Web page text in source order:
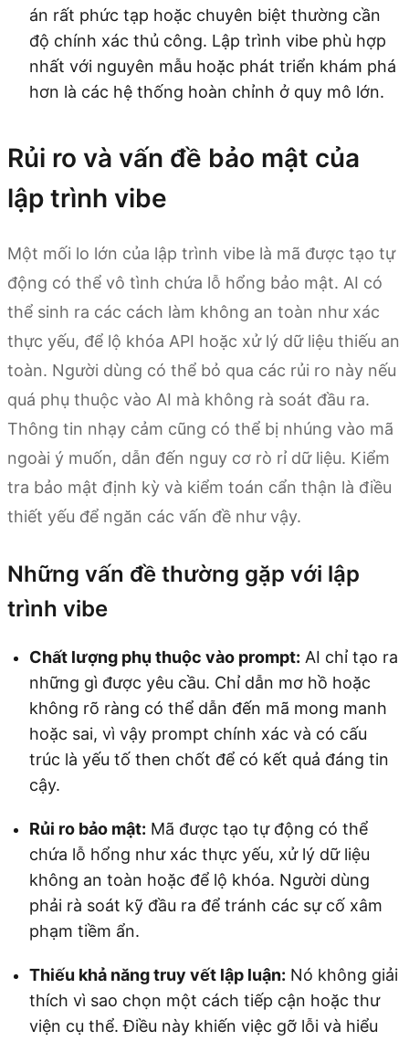
án rất phức tạp hoặc chuyên biệt thường cần
độ chính xác thủ công. Lập trình vibe phù hợp
nhất với nguyên mẫu hoặc phát triển khám phá
hơn là các hệ thống hoàn chỉnh ở quy mô lớn.
Rủi ro và vấn đề bảo mật của
lập trình vibe
Một mối lo lớn của lập trình vibe là mã được tạo tự
động có thể vô tình chứa lỗ hổng bảo mật. AI có
thể sinh ra các cách làm không an toàn như xác
thực yếu, để lộ khóa API hoặc xử lý dữ liệu thiếu an
toàn. Người dùng có thể bỏ qua các rủi ro này nếu
quá phụ thuộc vào AI mà không rà soát đầu ra.
Thông tin nhạy cảm cũng có thể bị nhúng vào mã
ngoài ý muốn, dẫn đến nguy cơ rò rỉ dữ liệu. Kiểm
tra bảo mật định kỳ và kiểm toán cẩn thận là điều
thiết yếu để ngăn các vấn đề như vậy.
Những vấn đề thường gặp với lập
trình vibe
Chất lượng phụ thuộc vào prompt: AI chỉ tạo ra
những gì được yêu cầu. Chỉ dẫn mơ hồ hoặc
không rõ ràng có thể dẫn đến mã mong manh
hoặc sai, vì vậy prompt chính xác và có cấu
trúc là yếu tố then chốt để có kết quả đáng tin
cậy.
Rủi ro bảo mật: Mã được tạo tự động có thể
chứa lỗ hổng như xác thực yếu, xử lý dữ liệu
không an toàn hoặc để lộ khóa. Người dùng
phải rà soát kỹ đầu ra để tránh các sự cố xâm
phạm tiềm ẩn.
Thiếu khả năng truy vết lập luận: Nó không giải
thích vì sao chọn một cách tiếp cận hoặc thư
viện cụ thể. Điều này khiến việc gỡ lỗi và hiểu